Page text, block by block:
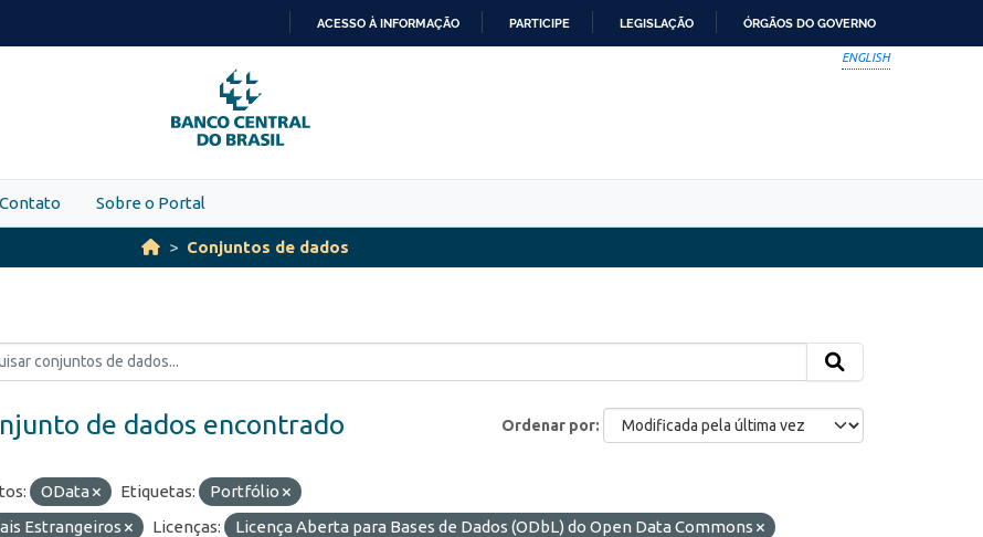
PARA
O
CONTEÚDO
ACESSO À INFORMAÇÃO PARTICIPE LEGISLAÇÃO ÓRGÃOS DO GOVERNO
ENGLISH
Contato Sobre o Portal
Conjuntos de dados
Ordenar por
de dados encontrado
OData Etiquetas:
Portfólio
Estrangeiros
Licenças: Licença Aberta para Bases de Dados (ODbL) do Open Data Commons